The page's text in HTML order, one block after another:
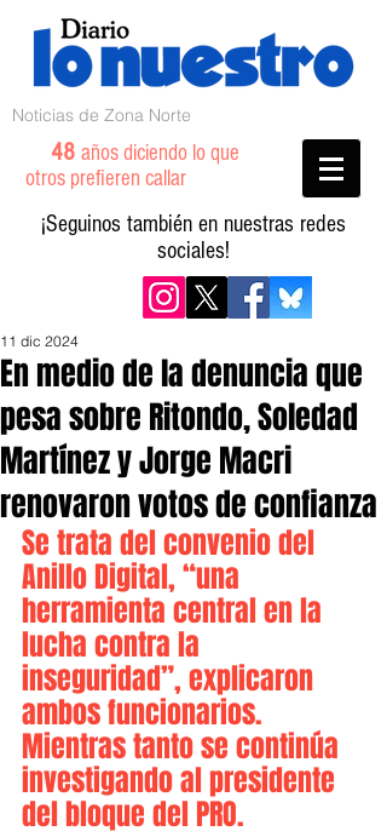
Noticias de Zona Norte
48 años diciendo lo que
otros prefieren callar
¡Seguinos también en nuestras redes
sociales!
En medio de la denuncia que
pesa sobre Ritondo, Soledad
Martínez y Jorge Macri
renovaron votos de confianza
11 dic 2024
Se trata del convenio del
Anillo Digital, “una
herramienta central en la
lucha contra la
inseguridad”, explicaron
ambos funcionarios.
Mientras tanto se continúa
investigando al presidente
del bloque del PRO.